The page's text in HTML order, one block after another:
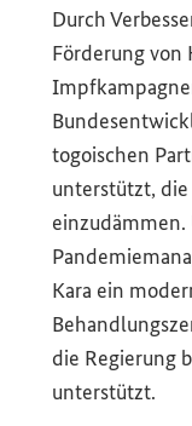
Durch
Förderung
togoischen
unterstützt,
Kara ein
die Regierung
unterstützt.